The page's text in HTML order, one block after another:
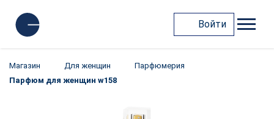
Войти
Магазин Для женщин
Парфюмерия
Парфюм для женщин w158